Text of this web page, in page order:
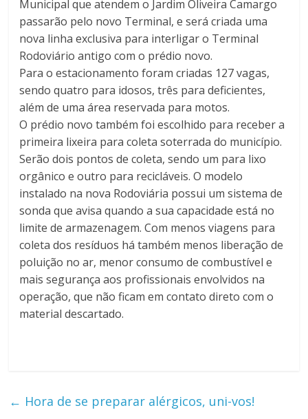
Municipal que atendem o Jardim Oliveira Camargo
passarão pelo novo Terminal, e será criada uma
nova linha exclusiva para interligar o Terminal
Rodoviário antigo com o prédio novo.
Para o estacionamento foram criadas 127 vagas,
sendo quatro para idosos, três para deficientes,
além de uma área reservada para motos.
O prédio novo também foi escolhido para receber a
primeira lixeira para coleta soterrada do município.
Serão dois pontos de coleta, sendo um para lixo
orgânico e outro para recicláveis. O modelo
instalado na nova Rodoviária possui um sistema de
sonda que avisa quando a sua capacidade está no
limite de armazenagem. Com menos viagens para
coleta dos resíduos há também menos liberação de
poluição no ar, menor consumo de combustível e
mais segurança aos profissionais envolvidos na
operação, que não ficam em contato direto com o
material descartado.
← Hora de se preparar alérgicos, uni-vos!